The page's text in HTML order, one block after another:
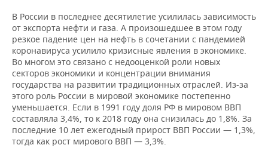
В России в последнее десятилетие усилилась зависимость
от экспорта нефти и газа. А произошедшее в этом году
резкое падение цен на нефть в сочетании с пандемией
коронавируса усилило кризисные явления в экономике.
Во многом это связано с недооценкой роли новых
секторов экономики и концентрации внимания
государства на развитии традиционных отраслей. Из-за
этого роль России в мировой экономике постепенно
уменьшается. Если в 1991 году доля РФ в мировом ВВП
составляла 3,4%, то к 2018 году она снизилась до 1,8%. За
последние 10 лет ежегодный прирост ВВП России — 1,3%,
тогда как рост мирового ВВП — 3,3%.